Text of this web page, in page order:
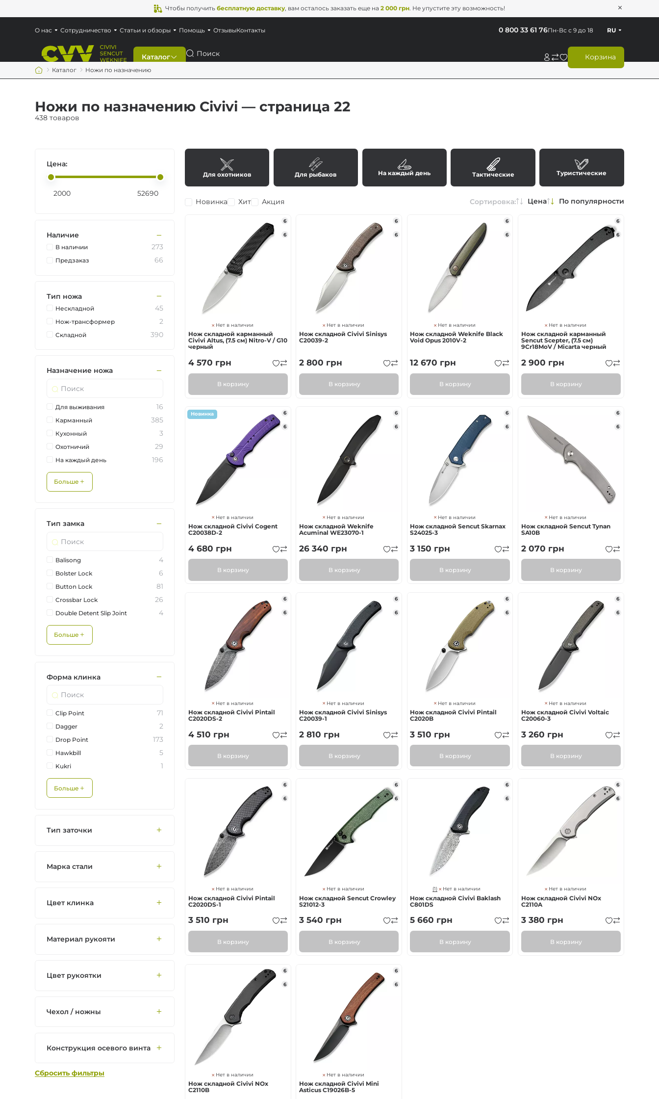
Чтобы получить бесплатную доставку, вам осталось заказать еще на 2 000 грн. Не упустите эту возможность!
Каталог
Мультитулы
Аксессуары
Ножи по назначению
Тактическое снаряжение
Фиксированные
Поиск Корзина
Пн-Вс с 9 до 18
0 800 33 61 76 RU
О нас Сотрудничество Статьи и обзоры Помощь ОтзывыКонтакты
Каталог Ножи по назначению
Ножи по назначению Civivi — страница 22
438 товаров
Для охотников Для рыбаков На каждый день Тактические Туристические
Сортировка: Цена По популярности
Новинка Хит Акция
6
6
Нет в наличии
Нож складной карманный
Civivi Altus, (7.5 см) Nitro-V / G10
черный
4 570 грн
В корзину
6
6
Нет в наличии
Нож складной Civivi Sinisys
C20039-2
2 800 грн
В корзину
6
6
Нет в наличии
Нож складной Weknife Black
Void Opus 2010V-2
12 670 грн
В корзину
6
6
Нет в наличии
Нож складной карманный
Sencut Scepter, (7.5 см)
9Cr18MoV / Micarta черный
2 900 грн
В корзину
Новинка 6
6
Нет в наличии
Нож складной Civivi Cogent
C20038D-2
4 680 грн
В корзину
6
6
Нет в наличии
Нож складной Weknife
Acuminal WE23070-1
26 340 грн
В корзину
6
6
Нет в наличии
Нож складной Sencut Skarnax
S24025-3
3 150 грн
В корзину
6
6
Нет в наличии
Нож складной Sencut Tynan
SA10B
2 070 грн
В корзину
6
6
Нет в наличии
Нож складной Civivi Pintail
C2020DS-2
4 510 грн
В корзину
6
6
Нет в наличии
Нож складной Civivi Sinisys
C20039-1
2 810 грн
В корзину
6
6
Нет в наличии
Нож складной Civivi Pintail
C2020B
3 510 грн
В корзину
6
6
Нет в наличии
Нож складной Civivi Voltaic
C20060-3
3 260 грн
В корзину
6
6
Нет в наличии
Нож складной Civivi Pintail
C2020DS-1
3 510 грн
В корзину
6
6
Нет в наличии
Нож складной Sencut Crowley
S21012-3
3 540 грн
В корзину
6
6
(1) Нет в наличии
Нож складной Civivi Baklash
C801DS
5 660 грн
В корзину
6
6
Нет в наличии
Нож складной Civivi NOx
C2110A
3 380 грн
В корзину
6
6
Нет в наличии
Нож складной Civivi NOx
C2110B
6
6
Нет в наличии
Нож складной Civivi Mini
Asticus C19026B-5
Цена:
Наличие
В наличии 273
Предзаказ 66
Тип ножа
Нескладной 45
Нож-трансформер 2
Складной 390
Назначение ножа
Для выживания 16
Карманный 385
Кухонный 3
Охотничий 29
На каждый день 196
Больше
Тип замка
Balisong 4
Bolster Lock 6
Button Lock 81
Crossbar Lock 26
Double Detent Slip Joint 4
Больше
Форма клинка
Clip Point 71
Dagger 2
Drop Point 173
Hawkbill 5
Kukri 1
Больше
Тип заточки
Марка стали
Цвет клинка
Материал рукояти
Цвет рукоятки
Чехол / ножны
Конструкция осевого винта
Сбросить фильтры